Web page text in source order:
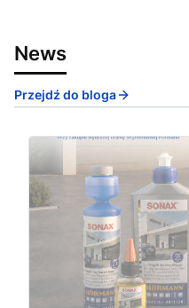
News
Przejdź do bloga